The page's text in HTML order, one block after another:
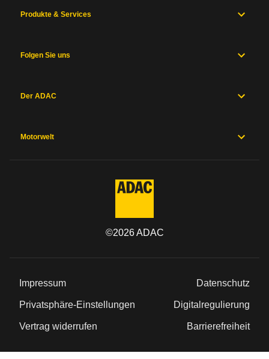
Produkte & Services
Folgen Sie uns
Der ADAC
Motorwelt
©2026ADAC
Impressum Datenschutz
Privatsphäre-Einstellungen Digitalregulierung
Vertrag widerrufen Barrierefreiheit